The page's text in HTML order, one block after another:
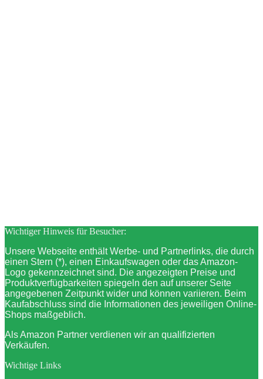
Wichtiger Hinweis für Besucher:
Unsere Webseite enthält Werbe- und Partnerlinks, die durch
einen Stern (*), einen Einkaufswagen oder das Amazon-
Logo gekennzeichnet sind. Die angezeigten Preise und
Produktverfügbarkeiten spiegeln den auf unserer Seite
angegebenen Zeitpunkt wider und können variieren. Beim
Kaufabschluss sind die Informationen des jeweiligen Online-
Shops maßgeblich.
Als Amazon Partner verdienen wir an qualifizierten
Verkäufen.
Wichtige Links